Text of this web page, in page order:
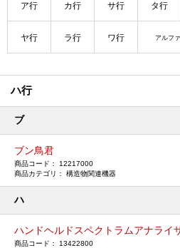
ア行 カ行 サ行 タ行
ヤ行 ラ行 ワ行 アルフ
ハ行
ブ
ブン鳥君
12217000
構造物関連機器
ハ
ハンドヘルドスペクトラムアナライ
13422800